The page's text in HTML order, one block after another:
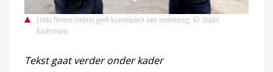
Linda Peeters (Hipra) geeft kauwtouwen voor monitoring. © Studio
Kastermans
Tekst gaat verder onder kader